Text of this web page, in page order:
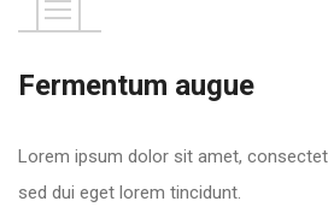
Fermentum augue
Lorem ipsum dolor sit amet,
sed dui eget lorem tincidunt.